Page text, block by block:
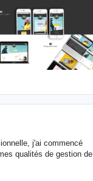
j'ai commencé
qualités de gestion de